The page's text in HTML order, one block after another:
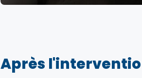
Après